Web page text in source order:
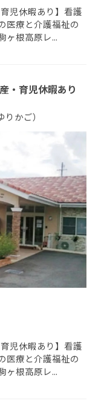
児休暇あり】看護
医療と介護福祉の
ヶ根高原レ...
・育児休暇あり
かご）
児休暇あり】看護
医療と介護福祉の
ヶ根高原レ...